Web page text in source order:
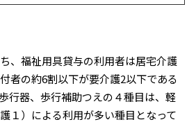
、福祉用具貸与の利用者は居宅介護
者の約6割以下が要介護2以下である
行器、歩行補助つえの４種目は、軽
１）による利用が多い種目となって